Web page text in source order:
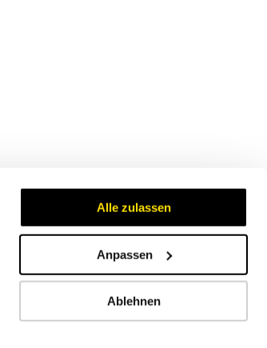
Alle zulassen
Anpassen
Ablehnen
Zertifikate